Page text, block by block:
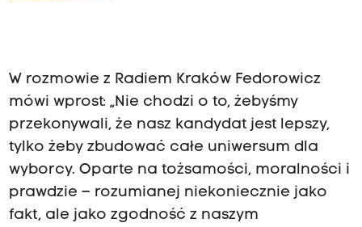
W rozmowie z Radiem Kraków Fedorowicz
mówi wprost: „Nie chodzi o to, żebyśmy
przekonywali, że nasz kandydat jest lepszy,
tylko żeby zbudować całe uniwersum dla
wyborcy. Oparte na tożsamości, moralności i
prawdzie – rozumianej niekoniecznie jako
fakt, ale jako zgodność z naszym